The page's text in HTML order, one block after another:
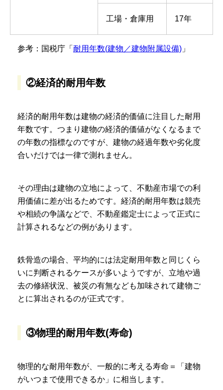
工場・倉庫用 17年
参考：国税庁「 耐用年数(建物／建物附属設備) 」
②経済的耐用年数
経済的耐用年数は建物の経済的価値に注目した耐用
年数です。つまり建物の経済的価値がなくなるまで
の年数の指標なのですが、建物の経過年数や劣化度
合いだけでは一律で測れません。
その理由は建物の立地によって、不動産市場での利
用価値に差が出るためです。経済的耐用年数は競売
や相続の争議などで、不動産鑑定士によって正式に
計算されるなどの例があります。
鉄骨造の場合、平均的には法定耐用年数と同じくら
いに判断されるケースが多いようですが、立地や過
去の修繕状況、被災の有無なども加味されて建物ご
とに算出されるのが正式です。
③物理的耐用年数(寿命)
物理的な耐用年数が、一般的に考える寿命＝「建物
がいつまで使用できるか」に相当します。